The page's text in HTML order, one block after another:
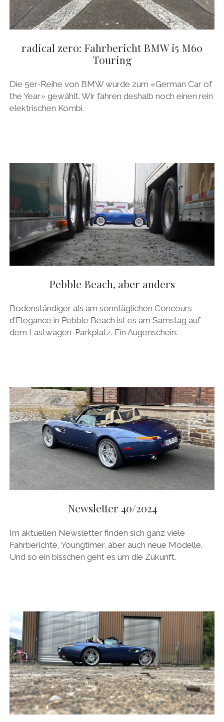
radical zero: Fahrbericht BMW i5 M60
Touring
Die 5er-Reihe von BMW wurde zum «German Car of
the Year» gewählt. Wir fahren deshalb noch einen rein
elektrischen Kombi.
Pebble Beach, aber anders
Bodenständiger als am sonntäglichen Concours
d’Elegance in Pebble Beach ist es am Samstag auf
dem Lastwagen-Parkplatz. Ein Augenschein.
Newsletter 40/2024
Im aktuellen Newsletter finden sich ganz viele
Fahrberichte, Youngtimer, aber auch neue Modelle.
Und so ein bisschen geht es um die Zukunft.